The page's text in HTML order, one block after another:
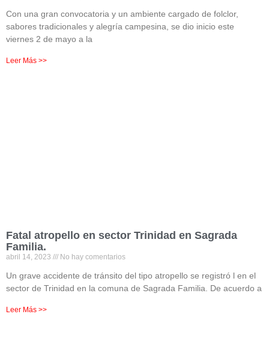
Con una gran convocatoria y un ambiente cargado de folclor,
sabores tradicionales y alegría campesina, se dio inicio este
viernes 2 de mayo a la
Leer Más >>
Fatal atropello en sector Trinidad en Sagrada
Familia.
abril 14, 2023 No hay comentarios
Un grave accidente de tránsito del tipo atropello se registró l en el
sector de Trinidad en la comuna de Sagrada Familia. De acuerdo a
Leer Más >>